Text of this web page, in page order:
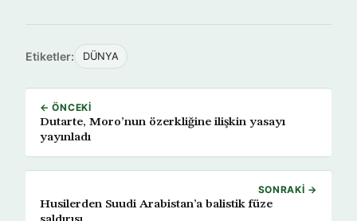
Etiketler: DÜNYA
← ÖNCEKI
Dutarte, Moro’nun özerkliğine ilişkin yasayı
yayınladı
SONRAKI →
Husilerden Suudi Arabistan’a balistik füze